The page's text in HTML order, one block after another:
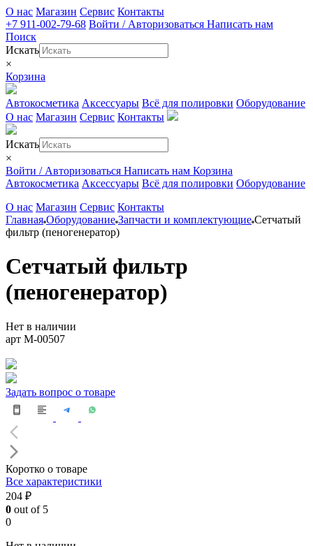
О нас Магазин Сервис Контакты
+7 911-002-79-68 Войти / Авторизоваться Написать нам
Поиск
Искать
×
Корзина
Автокосметика Аксессуары Всё для полировки Оборудование
О нас Магазин Сервис Контакты
Искать
×
Войти / Авторизоваться Написать нам Корзина
Автокосметика Аксессуары Всё для полировки Оборудование
О нас Магазин Сервис Контакты
Главная Оборудование Запчасти и комплектующие Сетчатый
фильтр (пеногенератор)
Сетчатый фильтр
(пеногенератор)
Нет в наличии
арт М-00507
Задать вопрос о товаре
Коротко о товаре
Все характеристики
204 ₽
0 out of 5
0